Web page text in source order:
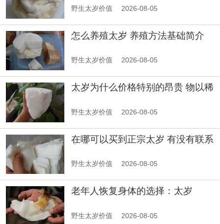
野生太岁价值 2026-08-05
怎么养殖太岁 养殖方法基础简介
野生太岁价值 2026-08-05
太岁为什么价格特别的昂贵 物以稀
野生太岁价值 2026-08-05
在哪可以买到正宗太岁 有没有联系
野生太岁价值 2026-08-05
老年人恢复身体的选择：太岁
野生太岁价值 2026-08-05